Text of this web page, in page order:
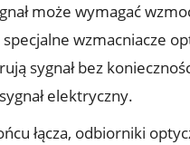
może wymagać
specjalne wzmacniacze
sygnał bez
elektryczny.
łącza, odbiorniki